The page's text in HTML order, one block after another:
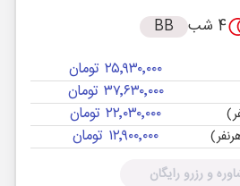
4 شب BB
۲۵٬۹۳۰٬۰۰۰ تومان
۳۷٬۶۳۰٬۰۰۰ تومان
۲۲٬۰۳۰٬۰۰۰ تومان
۱۲٬۹۰۰٬۰۰۰ تومان
و رزرو رایگان